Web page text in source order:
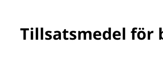
Tillsatsmedel för